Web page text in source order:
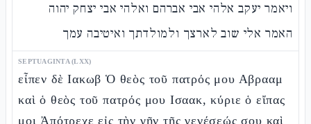
ויאמר יעקב אלהי אבי אברהם ואלהי אבי יצחק יהוה
האמר אלי שוב לארצך ולמולדתך ואיטיבה עמך
SEPTUAGINTA (LXX)
εἶπεν δὲ Ιακωβ Ὁ θεὸς τοῦ πατρός μου Αβρααμ
καὶ ὁ θεὸς τοῦ πατρός μου Ισαακ, κύριε ὁ εἴπας
μοι Ἀπότρεχε εἰς τὴν γῆν τῆς γενέσεώς σου καὶ